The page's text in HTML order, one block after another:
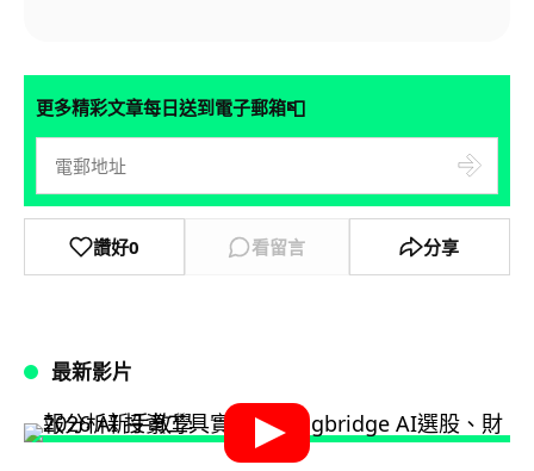
更多精彩文章每日送到電子郵箱📮
讚好0 看留言 分享
最新影片